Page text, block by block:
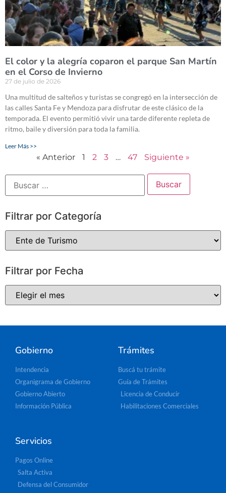
El color y la alegría coparon el parque San Martín
en el Corso de Invierno
27 de julio de 2026
Una multitud de salteños y turistas se congregó en la intersección de
las calles Santa Fe y Mendoza para disfrutar de este clásico de la
temporada. El evento permitió vivir una tarde diferente repleta de
ritmo, baile y diversión para toda la familia.
Leer Más >>
« Anterior 1 2 3 … 47 Siguiente »
Filtrar por Categoría
Filtrar por Fecha
Gobierno
Intendencia
Organigrama de Gobierno
Gobierno Abierto
Información Pública
Trámites
Buscá tu trámite
Guía de Trámites
Licencia de Conducir
Habilitaciones Comerciales
Servicios
Pagos Online
Salta Activa
Defensa del Consumidor